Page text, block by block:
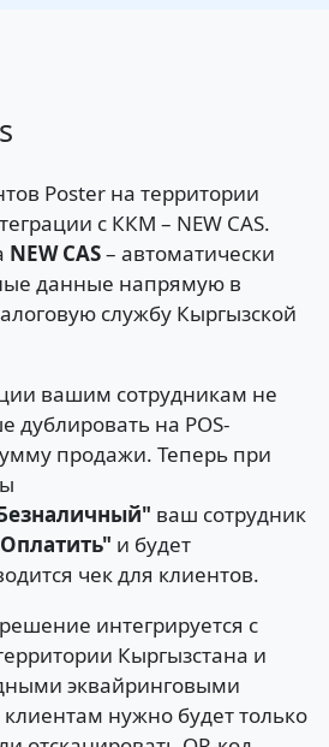
Poster на территории
с ККМ – NEW CAS.
NEW CAS– автоматически
данные напрямую в
службу Кыргызской
вашим сотрудникам не
дублировать на POS-
продажи. Теперь при
ваш сотрудник
и будет
чек для клиентов.
интегрируется с
Кыргызстана и
эквайринговыми
нужно будет только